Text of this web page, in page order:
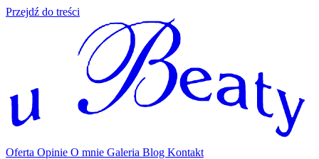
Przejdź do treści
Oferta Opinie O mnie Galeria Blog Kontakt